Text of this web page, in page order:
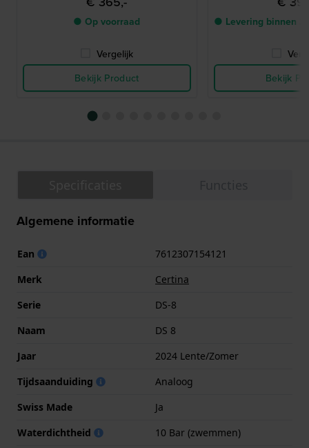
● Op voorraad
Vergelijk
Bekijk Product
● Levering binnen 2
Bekijk
Algemene informatie
Ean
7612307154121
Merk
Certina
Serie
DS-8
Naam
DS 8
Jaar
2024 Lente/Zomer
Tijdsaanduiding
Analoog
Swiss Made
Ja
Waterdichtheid
10 Bar (zwemmen)